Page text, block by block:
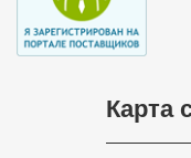
Карта